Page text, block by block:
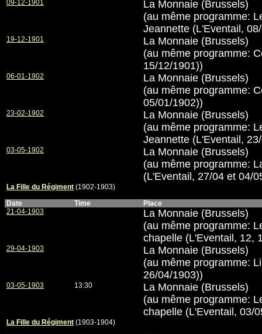
09-12-1901
La Monnaie (Brussels)
(au même programme:
Jeannette (L'Eventail,
19-12-1901
La Monnaie (Brussels)
(au même programme:
15/12/1901))
06-01-1902
La Monnaie (Brussels)
(au même programme:
05/01/1902))
23-02-1902
La Monnaie (Brussels)
(au même programme:
Jeannette (L'Eventail,
03-05-1902
La Monnaie (Brussels)
(au même programme:
(L'Eventail, 27/04 et 04/
La Fille du Régiment (1902-1903)
Date
Time
Place
21-04-1903
La Monnaie (Brussels)
(au même programme:
chapelle (L'Eventail, 12,
29-04-1903
La Monnaie (Brussels)
(au même programme:
26/04/1903))
03-05-1903 13:30
La Monnaie (Brussels)
(au même programme:
chapelle (L'Eventail, 03/
La Fille du Régiment (1903-1904)